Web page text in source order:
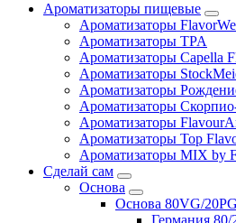
Ароматизаторы пищевые
Ароматизаторы
Ароматизаторы TPA
Ароматизаторы Capella
Ароматизаторы
Ароматизаторы
Ароматизаторы
Ароматизаторы
Ароматизаторы Top
Ароматизаторы MIX by
Сделай сам
Основа
Основа 80VG/